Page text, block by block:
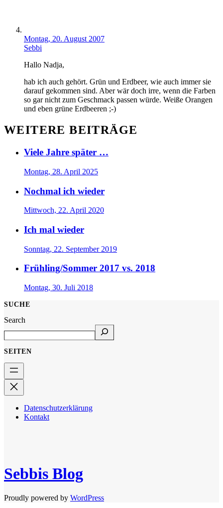
Montag, 20. August 2007
Sebbi
Hallo Nadja,
hab ich auch gehört. Grün und Erdbeer, wie auch immer sie
darauf gekommen sind. Aber wär doch irre, wenn die Farben
so gar nicht zum Geschmack passen würde. Weiße Orangen
und eben grüne Erdbeeren ;-)
WEITERE BEITRÄGE
Viele Jahre später …
Montag, 28. April 2025
Nochmal ich wieder
Mittwoch, 22. April 2020
Ich mal wieder
Sonntag, 22. September 2019
Frühling/Sommer 2017 vs. 2018
Montag, 30. Juli 2018
SUCHE
Search
SEITEN
Datenschutzerklärung
Kontakt
Sebbis Blog
Proudly powered by WordPress